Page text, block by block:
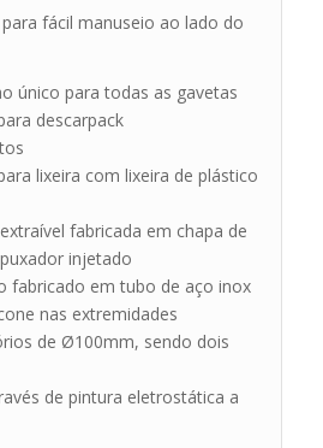
fácil manuseio ao lado do
único para todas as gavetas
descarpack
lixeira com lixeira de plástico
fabricada em chapa de
injetado
fabricado em tubo de aço inox
nas extremidades
de Ø100mm, sendo dois
de pintura eletrostática a